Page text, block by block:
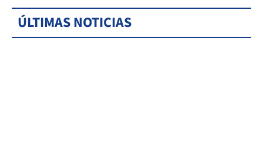
ÚLTIMAS NOTICIAS